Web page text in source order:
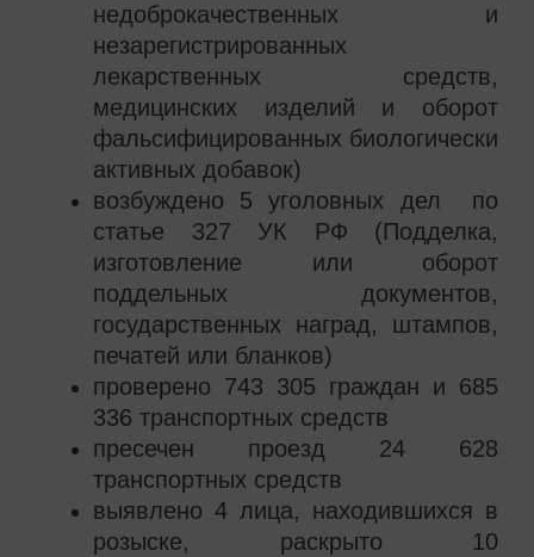
недоброкачественных и
незарегистрированных
лекарственных средств,
медицинских изделий и оборот
фальсифицированных биологически
активных добавок)
возбуждено 5 уголовных дел по
статье 327 УК РФ (Подделка,
изготовление или оборот
поддельных документов,
государственных наград, штампов,
печатей или бланков)
проверено 743 305 граждан и 685
336 транспортных средств
пресечен проезд 24 628
транспортных средств
выявлено 4 лица, находившихся в
розыске, раскрыто 10